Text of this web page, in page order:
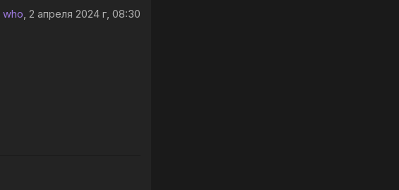
who , 2 апреля 2024 г, 08:30